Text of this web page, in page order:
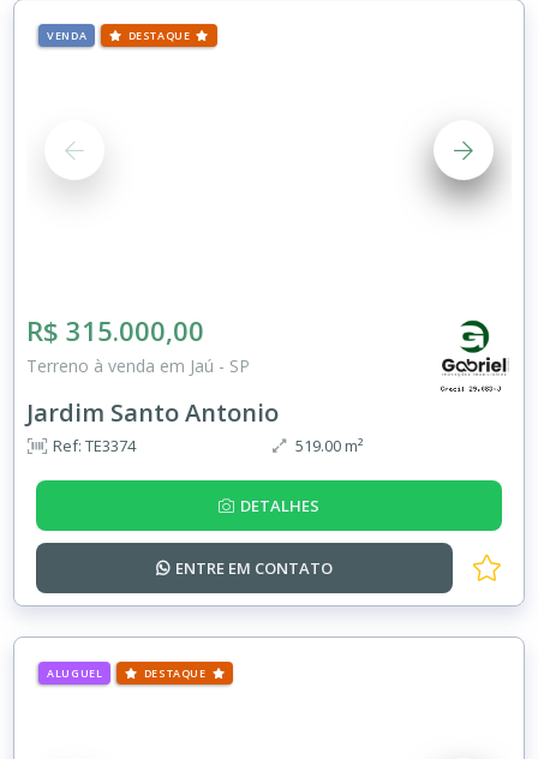
VENDA DESTAQUE
R$ 315.000,00
Terreno à venda em Jaú - SP
Jardim Santo Antonio
Ref: TE3374 519.00 m²
DETALHES
ENTRE EM CONTATO
ALUGUEL DESTAQUE